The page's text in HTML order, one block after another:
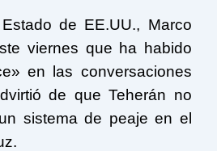
de EE.UU., Marco
viernes que ha habido
en las conversaciones
de que Teherán no
sistema de peaje en el